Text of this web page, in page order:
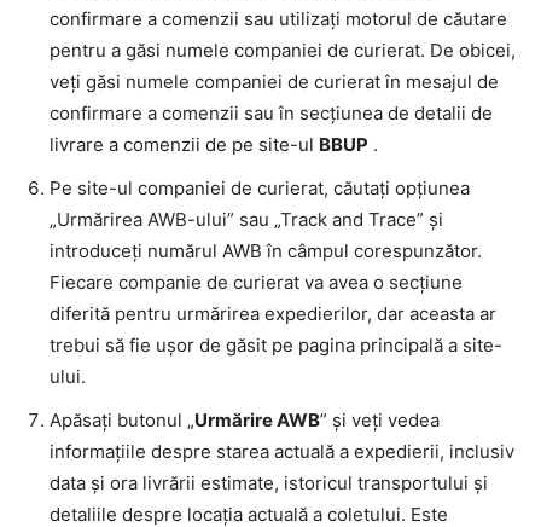
confirmare a comenzii sau utilizați motorul de căutare
pentru a găsi numele companiei de curierat. De obicei,
veți găsi numele companiei de curierat în mesajul de
confirmare a comenzii sau în secțiunea de detalii de
livrare a comenzii de pe site-ul BBUP .
Pe site-ul companiei de curierat, căutați opțiunea
„Urmărirea AWB-ului” sau „Track and Trace” și
introduceți numărul AWB în câmpul corespunzător.
Fiecare companie de curierat va avea o secțiune
diferită pentru urmărirea expedierilor, dar aceasta ar
trebui să fie ușor de găsit pe pagina principală a site-
ului.
Apăsați butonul „Urmărire AWB” și veți vedea
informațiile despre starea actuală a expedierii, inclusiv
data și ora livrării estimate, istoricul transportului și
detaliile despre locația actuală a coletului. Este